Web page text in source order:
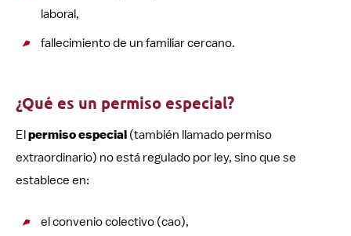
laboral,
fallecimiento de un familiar cercano.
¿Qué es un permiso especial?
Elpermiso especial (también llamado permiso
extraordinario) no está regulado por ley, sino que se
establece en:
el convenio colectivo (cao),